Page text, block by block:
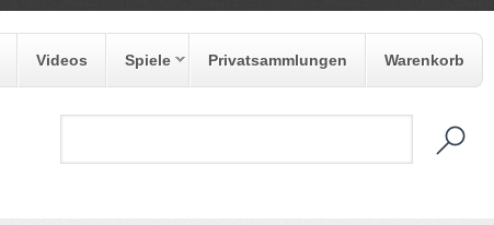
Videos Spiele Privatsammlungen Warenkorb